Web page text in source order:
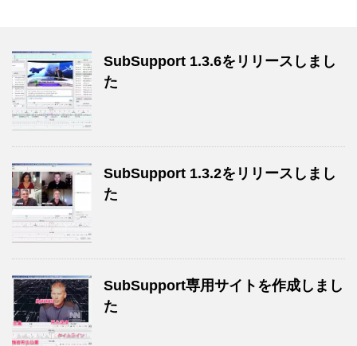
SubSupport 1.3.6をリリースしまし
た
SubSupport 1.3.2をリリースしまし
た
SubSupport専用サイトを作成しまし
た